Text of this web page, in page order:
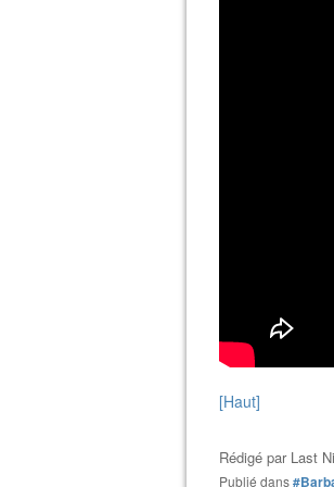
[Haut]
Rédigé par Last
Publié dans